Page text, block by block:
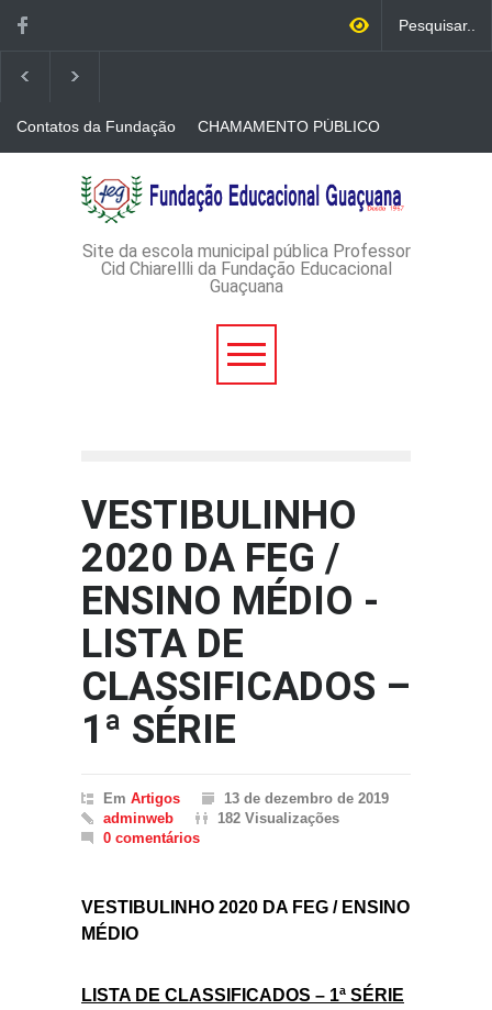
Contatos da Fundação
CHAMAMENTO PÚBLICO
CREDENCIAMENTO DE
IMPRESSOS
AVISO DE DISPENSA DE
LICITAÇÃO - DISPENSA DE
LICITAÇÃO Nº 53/2026-
ADMINISTRATIVO Nº
Site da escola municipal pública Professor
Cid Chiarellli da Fundação Educacional
Guaçuana
VESTIBULINHO
2020 DA FEG /
ENSINO MÉDIO -
LISTA DE
CLASSIFICADOS –
1ª SÉRIE
Em Artigos
13 de dezembro de 2019
adminweb
182 Visualizações
0 comentários
VESTIBULINHO 2020 DA FEG / ENSINO
MÉDIO
LISTA DE CLASSIFICADOS – 1ª SÉRIE